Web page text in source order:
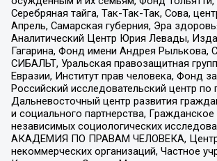
Серебряная тайга, Так-Так-Так, Сова,
Апрель, Самарская губерния, Эра
Аналитический Центр Юрия Левады,
Гагарина, Фонд имени Андрея Рылькова,
СИБАЛЬТ, Уральская правозащитная
Евразии, Институт прав человека, Фонд
Российский исследовательский центр по
Дальневосточный центр развития
и социального партнерства,
независимых социологических
АКАДЕМИЯ ПО ПРАВАМ ЧЕЛОВЕКА, Центр
некоммерческих организаций, Частное